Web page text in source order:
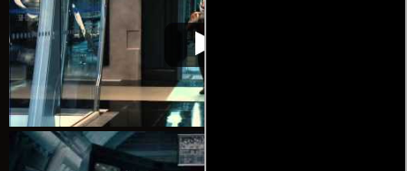
Ant-Man. El Hombre
Hormiga
Video de la película Ant-Man. El
Hombre Hormiga